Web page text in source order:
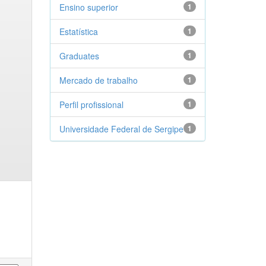
1
Ensino superior
1
Estatística
1
Graduates
1
Mercado de trabalho
1
Perfil profissional
1
Universidade Federal de Sergipe